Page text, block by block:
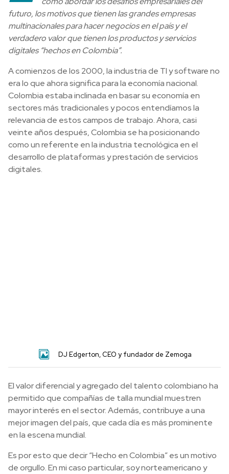
futuro, los motivos que tienen las grandes empresas
multinacionales para hacer negocios en el país y el
verdadero valor que tienen los productos y servicios
digitales “hechos en Colombia”.
A comienzos de los 2000, la industria de TI y software no
era lo que ahora significa para la economía nacional.
Colombia estaba inclinada en basar su economía en
sectores más tradicionales y pocos entendíamos la
relevancia de estos campos de trabajo. Ahora, casi
veinte años después, Colombia se ha posicionando
como un referente en la industria tecnológica en el
desarrollo de plataformas y prestación de servicios
digitales.
DJ Edgerton, CEO y fundador de Zemoga
El valor diferencial y agregado del talento colombiano ha
permitido que compañías de talla mundial muestren
mayor interés en el sector. Además, contribuye a una
mejor imagen del país, que cada día es más prominente
en la escena mundial.
Es por esto que decir “Hecho en Colombia” es un motivo
de orgullo. En mi caso particular, soy norteamericano y